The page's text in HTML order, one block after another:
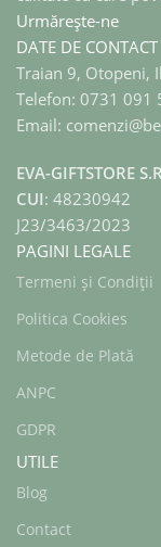
Urmărește-ne
DATE DE CONTACT
Traian 9, Otopeni,
Telefon: 0731 091
Email:
EVA-GIFTSTORE
CUI: 48230942
J23/3463/2023
PAGINI LEGALE
Termeni și Condiții
Politica Cookies
Metode de Plată
ANPC
GDPR
UTILE
Blog
Contact